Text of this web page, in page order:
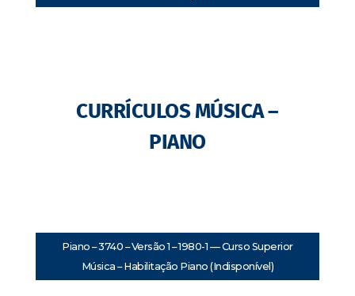
CURRÍCULOS MÚSICA –
PIANO
Piano – 3740 – Versão 1 – 1980-1 — Curso Superior
Música – Habilitação Piano (Indisponível)